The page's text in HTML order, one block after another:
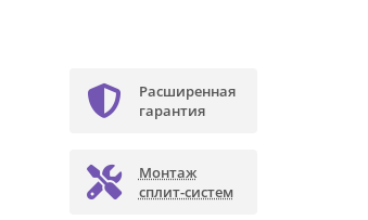
Расширенная
гарантия
Монтаж
сплит-систем